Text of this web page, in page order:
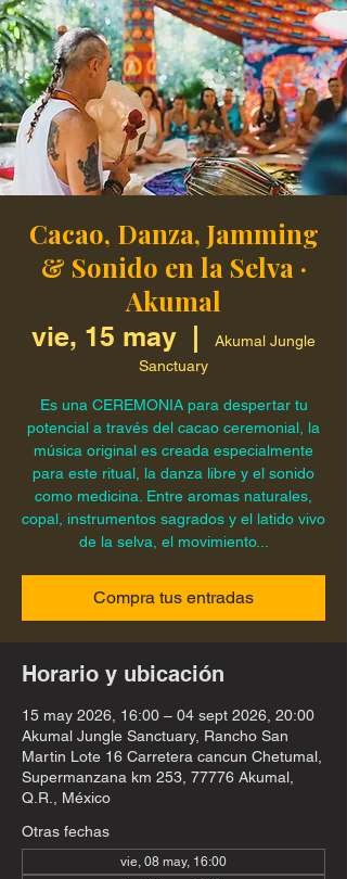
Cacao, Danza, Jamming
& Sonido en la Selva ·
Akumal
vie, 15 may
  |
Akumal Jungle
Sanctuary
Es una CEREMONIA para despertar tu
potencial a través del cacao ceremonial, la
música original es creada especialmente
para este ritual, la danza libre y el sonido
como medicina. Entre aromas naturales,
copal, instrumentos sagrados y el latido vivo
de la selva, el movimiento...
Compra tus entradas
Horario y ubicación
15 may 2026, 16:00 – 04 sept 2026, 20:00
Akumal Jungle Sanctuary, Rancho San
Martin Lote 16 Carretera cancun Chetumal,
Supermanzana km 253, 77776 Akumal,
Q.R., México
Otras fechas
vie, 08 may, 16:00